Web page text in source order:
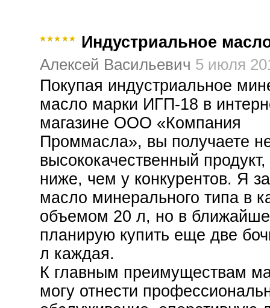
Индустриальное
Алексей Васильевич 5 июля
Покупая индустриальное
масло марки ИГП-18 в
магазине ООО «Компания
Проммасла», вы получаете
высококачественный
ниже, чем у конкурентов. Я
масло минерального типа в
объемом 20 л, но в
планирую купить еще две
л каждая.
К главным преимуществам
могу отнести